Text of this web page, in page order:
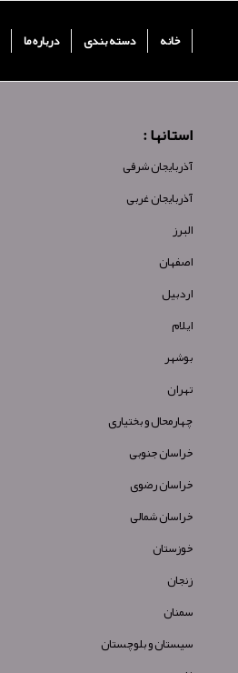
خانه دسته بندی درباره ما
استانها :
آذربایجان شرقی
آذربایجان غربی
البرز
اصفهان
اردبیل
ایلام
بوشهر
تهران
چهارمحال و بختیاری
خراسان جنوبی
خراسان رضوی
خراسان شمالی
خوزستان
زنجان
سمنان
سیستان و بلوچستان